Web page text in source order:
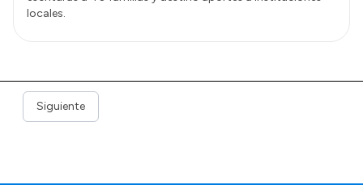
locales.
Siguiente